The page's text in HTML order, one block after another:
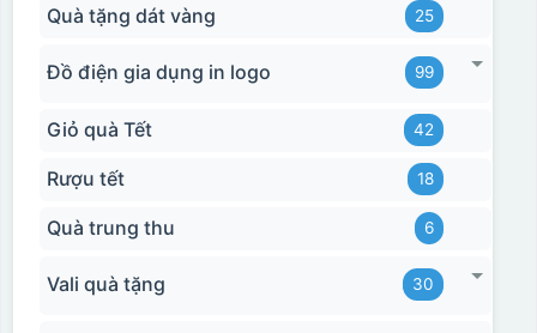
Quà tặng dát vàng 25
Đồ điện gia dụng in logo 99
Giỏ quà Tết 42
Rượu tết 18
Quà trung thu 6
Vali quà tặng 30